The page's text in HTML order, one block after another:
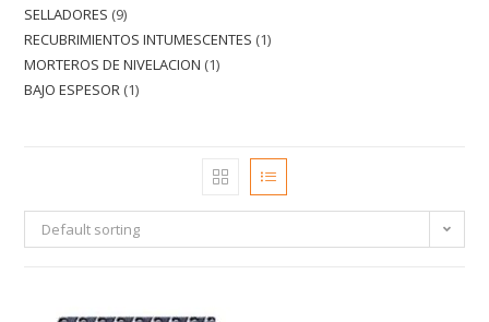
SELLADORES 9
RECUBRIMIENTOS INTUMESCENTES 1
MORTEROS DE NIVELACION 1
BAJO ESPESOR 1
Default sorting